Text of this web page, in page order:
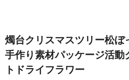
燭台クリスマスツリー松ぼ
手作り素材パッケージ活動
トドライフラワー